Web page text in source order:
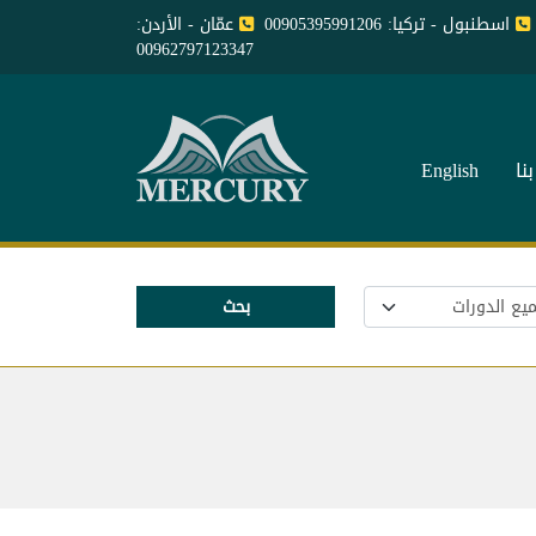
اسطنبول - تركيا: 00905395991206 عمّان - الأردن:
00962797123347
English
بحث